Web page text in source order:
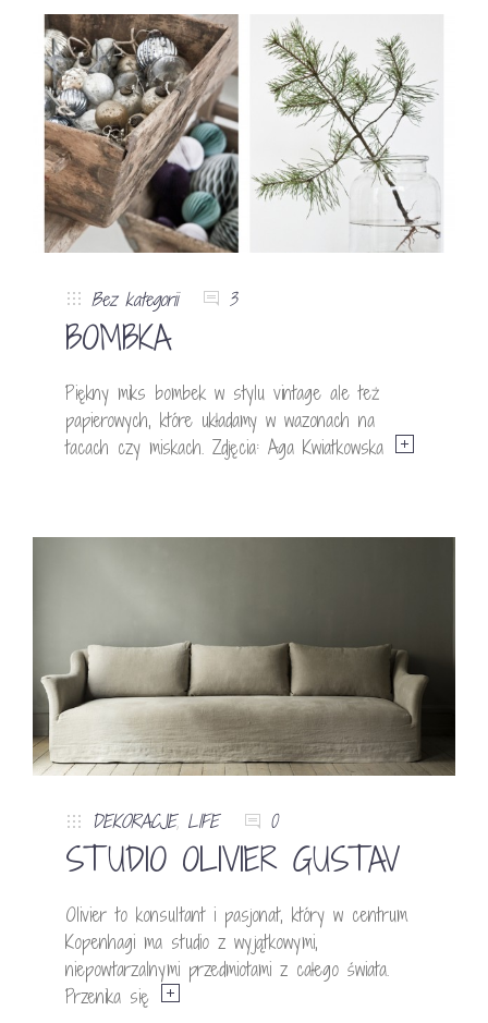
Bez kategorii 3
BOMBKA
Piękny miks bombek w stylu vintage ale też
papierowych, które układamy w wazonach na
tacach czy miskach. Zdjęcia: Aga Kwiatkowska
DEKORACJE, LIFE 0
STUDIO OLIVIER GUSTAV
Olivier to konsultant i pasjonat, który w centrum
Kopenhagi ma studio z wyjątkowymi,
niepowtarzalnymi przedmiotami z całego świata.
Przenika się